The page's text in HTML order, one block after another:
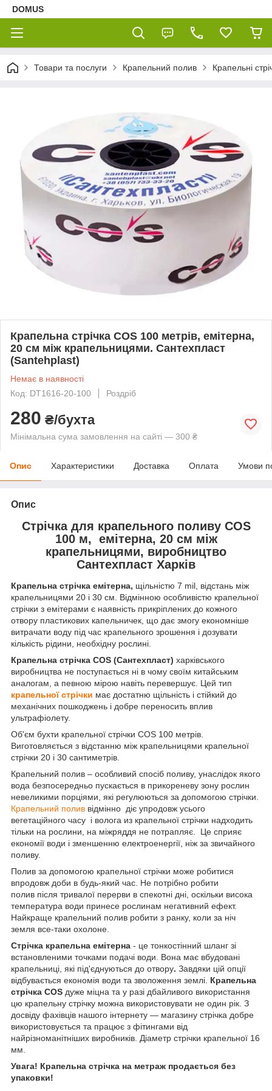
DOMUS
Товари та послуги Крапельний полив Крапельні
Крапельна стрічка COS 100 метрів, емітерна,
20 см між крапельницями. Сантехпласт
(Santehplast)
Немає в наявності
Код: DT1616-20-100
Роздріб
280 ₴/бухта
Мінімальна сума замовлення на сайті — 300 ₴
Опис Характеристики Доставка Оплата Умови
Опис
Стрічка для крапельного поливу COS
100 м, емітерна, 20 см між
крапельницями, виробництво
Сантехпласт Харків
Крапельна стрічка емітерна, щільністю 7 mil, відстань між
крапельницями 20 і 30 см. Відмінною особливістю крапельної
стрічки з емітерами є наявність прикріплених до кожного
отвору пластикових капельничек, що дає змогу економніше
витрачати воду під час крапельного зрошення і дозувати
кількість рідини, необхідну рослині.
Крапельна стрічка COS (Сантехпласт) харківського
виробництва не поступається ні в чому своїм китайським
аналогам, а певною мірою навіть перевершує. Цей тип
крапельної стрічки має достатню щільність і стійкий до
механічних пошкоджень і добре переносить вплив
ультрафіолету.
Об'єм бухти крапельної стрічки COS 100 метрів.
Виготовляється з відстанню між крапельницями крапельної
стрічки 20 і 30 сантиметрів.
Крапельний полив – особливий спосіб поливу, унаслідок якого
вода безпосередньо пускається в прикореневу зону рослин
невеликими порціями, які регулюються за допомогою стрічки.
Крапельний полив відмінно діє упродовж усього
вегетаційного часу і волога из крапельної стрічки надходить
тільки на рослини, на міжряддя не потрапляє. Це сприяє
економії води і зменшенню електроенергії, ніж за звичайного
поливу.
Полив за допомогою крапельної стрічки може робитися
впродовж доби в будь-який час. Не потрібно робити
полив після тривалої перерви в спекотні дні, оскільки висока
температура води принесе рослинам негативний ефект.
Найкраще крапельний полив робити з ранку, коли за ніч
земля все-таки охолоне.
Стрічка крапельна емітерна - це тонкостінний шланг зі
встановленими точками подачі води. Вона має вбудовані
крапельниці, які під'єднуються до отвору. Завдяки цій опції
відбувається економія води та зволоження землі. Крапельна
стрічка COS дуже міцна та у разі дбайливого використання
цю крапельну стрічку можна використовувати не один рік. З
досвіду фахівців нашого інтернету — магазину стрічка добре
використовується та працює з фітингами від
найрізноманітніших виробників. Діаметр стрічки крапельної 16
мм.
Увага! Крапельна стрічка на метраж продається без
упаковки!